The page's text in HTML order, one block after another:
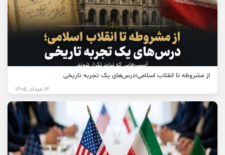
از مشروطه تا انقلاب اسلامی؛درس‌های یک تجربه تاریخی
14 مرداد, 1405